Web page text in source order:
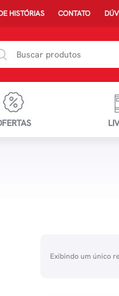
HISTÓRIAS CONTATO
Exibindo um único